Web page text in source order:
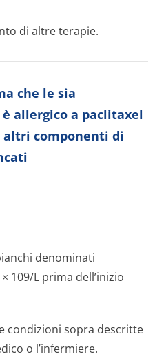
di altre terapie.
che le sia
allergico a paclitaxel
altri componenti di
denominati
109/L prima dell’inizio
condizioni sopra descritte
o l’infermiere.